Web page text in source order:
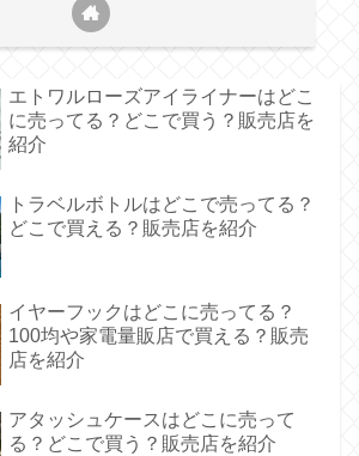
エトワルローズアイライナーはどこ
に売ってる？どこで買う？販売店を
紹介
トラベルボトルはどこで売ってる？
どこで買える？販売店を紹介
イヤーフックはどこに売ってる？
100均や家電量販店で買える？販売
店を紹介
アタッシュケースはどこに売って
る？どこで買う？販売店を紹介